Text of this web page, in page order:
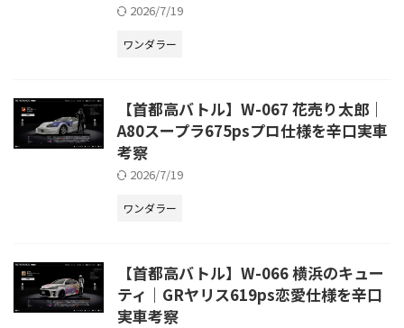
2026/7/19
ワンダラー
【首都高バトル】W-067 花売り太郎｜
A80スープラ675psプロ仕様を辛口実車
考察
2026/7/19
ワンダラー
【首都高バトル】W-066 横浜のキュー
ティ｜GRヤリス619ps恋愛仕様を辛口
実車考察